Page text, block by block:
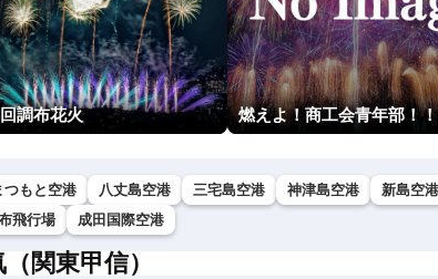
調布花火
つもと空港 八丈島空港 三宅島空港 神津島空港
新島空港
飛行場 成田国際空港
関東甲信）